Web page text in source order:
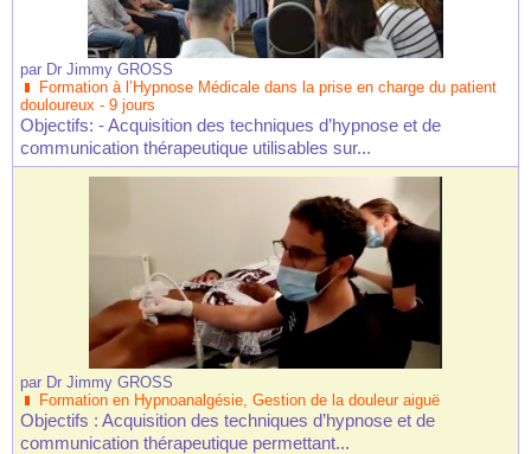
par Dr Jimmy GROSS
Formation à l’Hypnose Médicale dans la prise en charge du patient
douloureux - 9 jours
Objectifs: - Acquisition des techniques d’hypnose et de
communication thérapeutique utilisables sur...
par Dr Jimmy GROSS
Formation en Hypnoanalgésie, Gestion de la douleur aiguë
Objectifs : Acquisition des techniques d’hypnose et de
communication thérapeutique permettant...